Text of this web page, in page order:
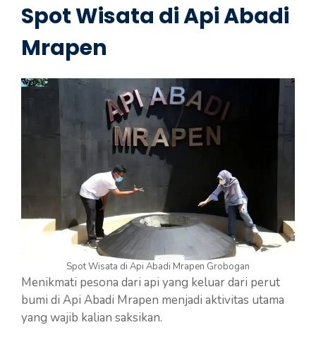
Spot Wisata di Api Abadi
Mrapen
Spot Wisata di Api Abadi Mrapen Grobogan
Menikmati pesona dari api yang keluar dari perut
bumi di Api Abadi Mrapen menjadi aktivitas utama
yang wajib kalian saksikan.